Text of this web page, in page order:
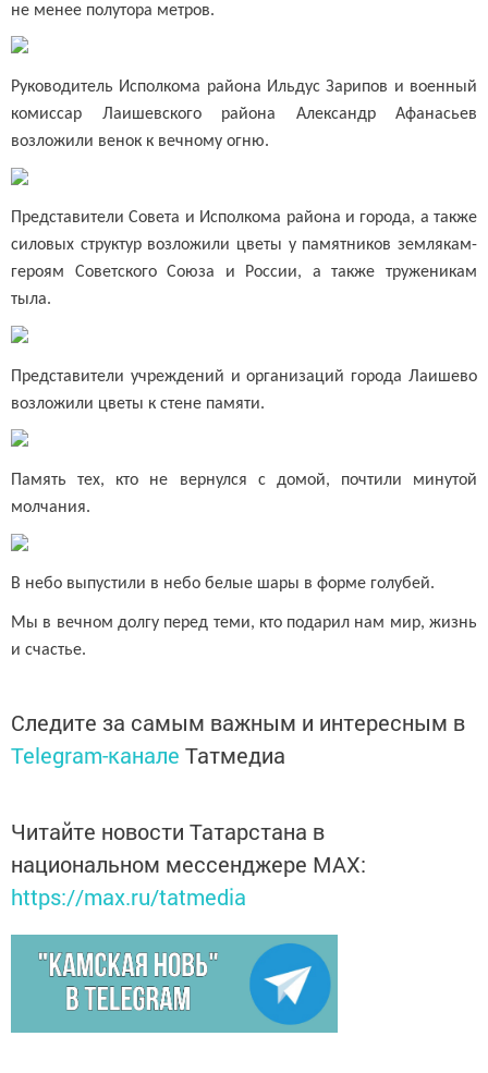
не менее полутора метров.
Руководитель Исполкома района Ильдус Зарипов и военный
комиссар Лаишевского района Александр Афанасьев
возложили венок к вечному огню.
Представители Совета и Исполкома района и города, а также
силовых структур возложили цветы у памятников землякам-
героям Советского Союза и России, а также труженикам
тыла.
Представители учреждений и организаций города Лаишево
возложили цветы к стене памяти.
Память тех, кто не вернулся с домой, почтили минутой
молчания.
В небо выпустили в небо белые шары в форме голубей.
Мы в вечном долгу перед теми, кто подарил нам мир, жизнь
и счастье.
Следите за самым важным и интересным в
Telegram-канале Татмедиа
Читайте новости Татарстана в
национальном мессенджере MАХ:
https://max.ru/tatmedia